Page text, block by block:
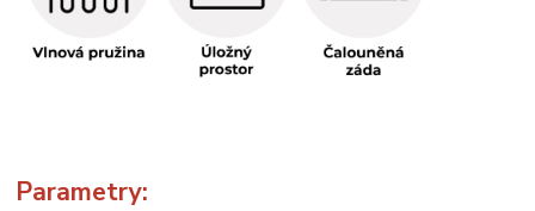
Parametry: